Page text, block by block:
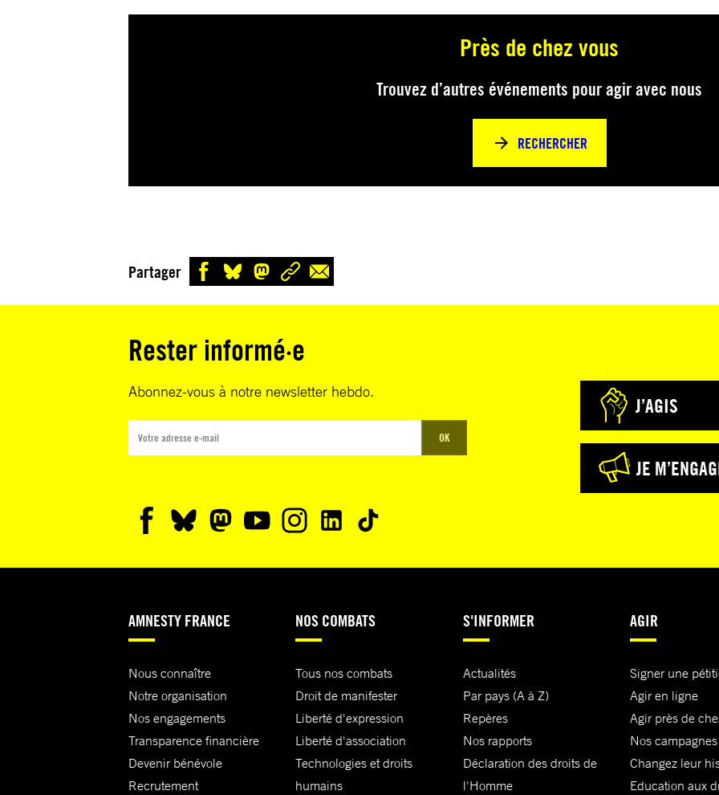
Près de chez vous
Trouvez d’autres événements pour agir avec nous
RECHERCHER
Partager
Rester informé·e
Abonnez-vous à notre newsletter hebdo.
OK
J’AGIS
JE
AMNESTY FRANCE
Nous connaître
Notre organisation
Nos engagements
Transparence financière
Devenir bénévole
Recrutement
NOS COMBATS
Tous nos combats
Droit de manifester
Liberté d'expression
Liberté d'association
Technologies et droits
humains
S'INFORMER
Actualités
Par pays (A à Z)
Repères
Nos rapports
Déclaration des droits de
l'Homme
AGIR
Signer une
Agir en ligne
Agir près de
Nos campagnes
Changez leur
Education aux